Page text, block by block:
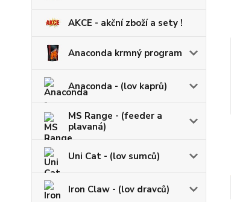
AKCE - akční zboží a sety !
Anaconda krmný program
Anaconda - (lov kaprů)
MS Range - (feeder a
plavaná)
Uni Cat - (lov sumců)
Iron Claw - (lov dravců)